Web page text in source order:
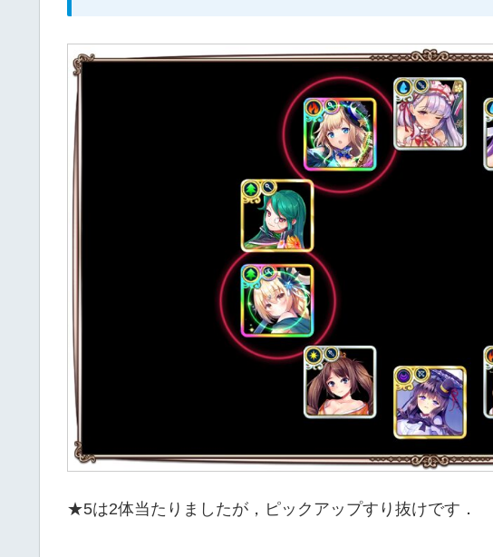
★5は2体当たりましたが，ピックアップすり抜けです．